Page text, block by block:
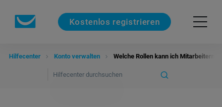
Kostenlos registrieren
Hilfecenter Konto verwalten Welche Rollen kann ich Mitarbeitern